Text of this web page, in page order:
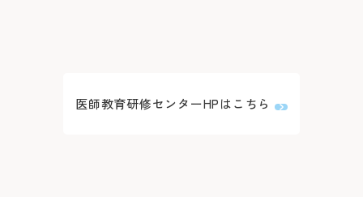
医師教育研修センターHPはこちら